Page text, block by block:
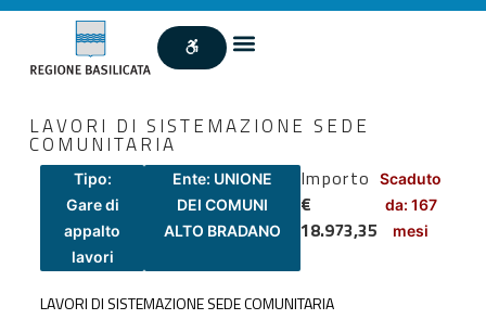
LAVORI DI SISTEMAZIONE SEDE
COMUNITARIA
Tipo:
Gare di
appalto
lavori
Ente: UNIONE
DEI COMUNI
ALTO BRADANO
Importo
€
18.973,35
Scaduto
da: 167
mesi
LAVORI DI SISTEMAZIONE SEDE COMUNITARIA